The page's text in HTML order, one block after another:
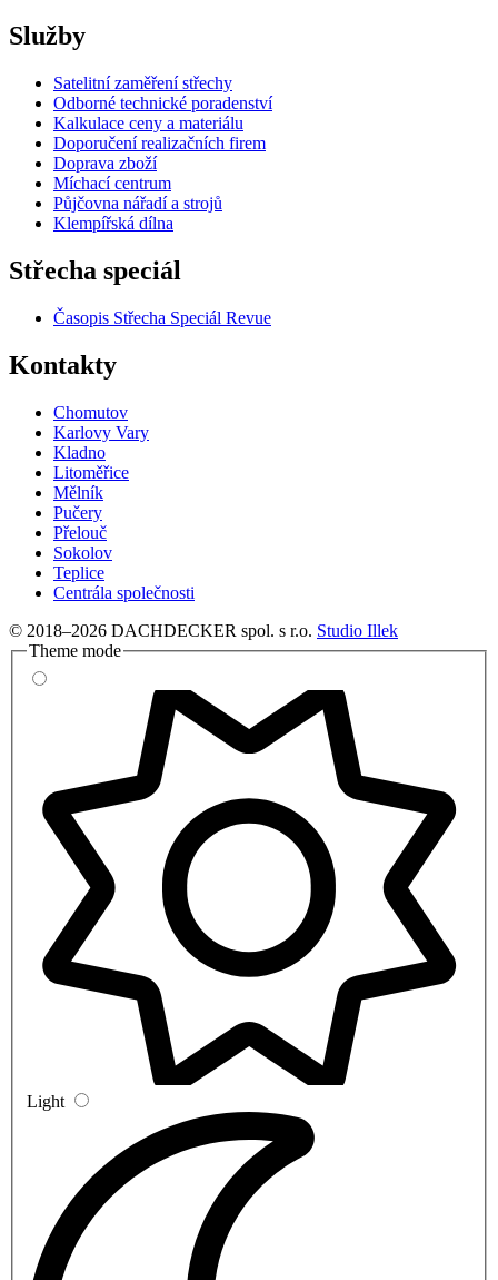
Služby
Satelitní zaměření střechy
Odborné technické poradenství
Kalkulace ceny a materiálu
Doporučení realizačních firem
Doprava zboží
Míchací centrum
Půjčovna nářadí a strojů
Klempířská dílna
Střecha speciál
Časopis Střecha Speciál Revue
Kontakty
Chomutov
Karlovy Vary
Kladno
Litoměřice
Mělník
Pučery
Přelouč
Sokolov
Teplice
Centrála společnosti
© 2018–2026 DACHDECKER spol. s r.o. Studio Illek
Theme mode
Light